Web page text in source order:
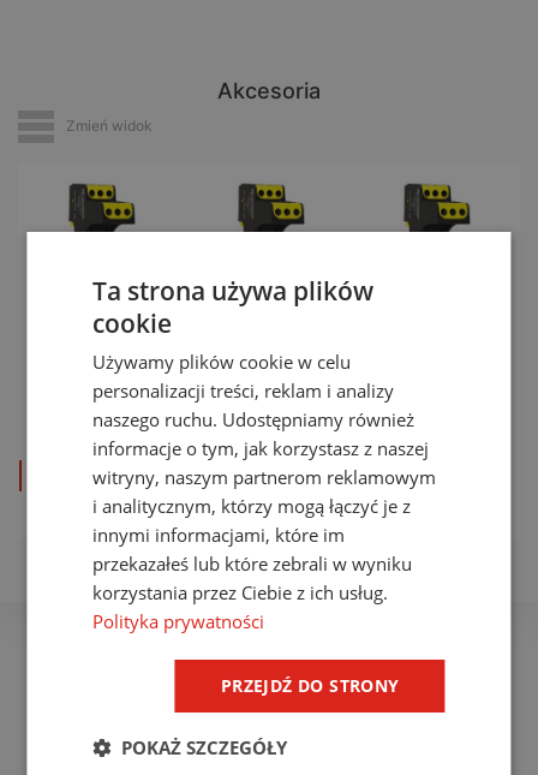
Akcesoria
Zmień widok
Podstawa
MP Base
2×2 GND
zobacz produkt
Podstawa
MP Base
2×2 GDT
zobacz produkt
MP Base
zobacz produkt
Ta strona używa plików
cookie
Używamy plików cookie w celu
personalizacji treści, reklam i analizy
naszego ruchu. Udostępniamy również
informacje o tym, jak korzystasz z naszej
witryny, naszym partnerom reklamowym
i analitycznym, którzy mogą łączyć je z
innymi informacjami, które im
przekazałeś lub które zebrali w wyniku
korzystania przez Ciebie z ich usług.
Polityka prywatności
PRZEJDŹ DO STRONY
POKAŻ SZCZEGÓŁY